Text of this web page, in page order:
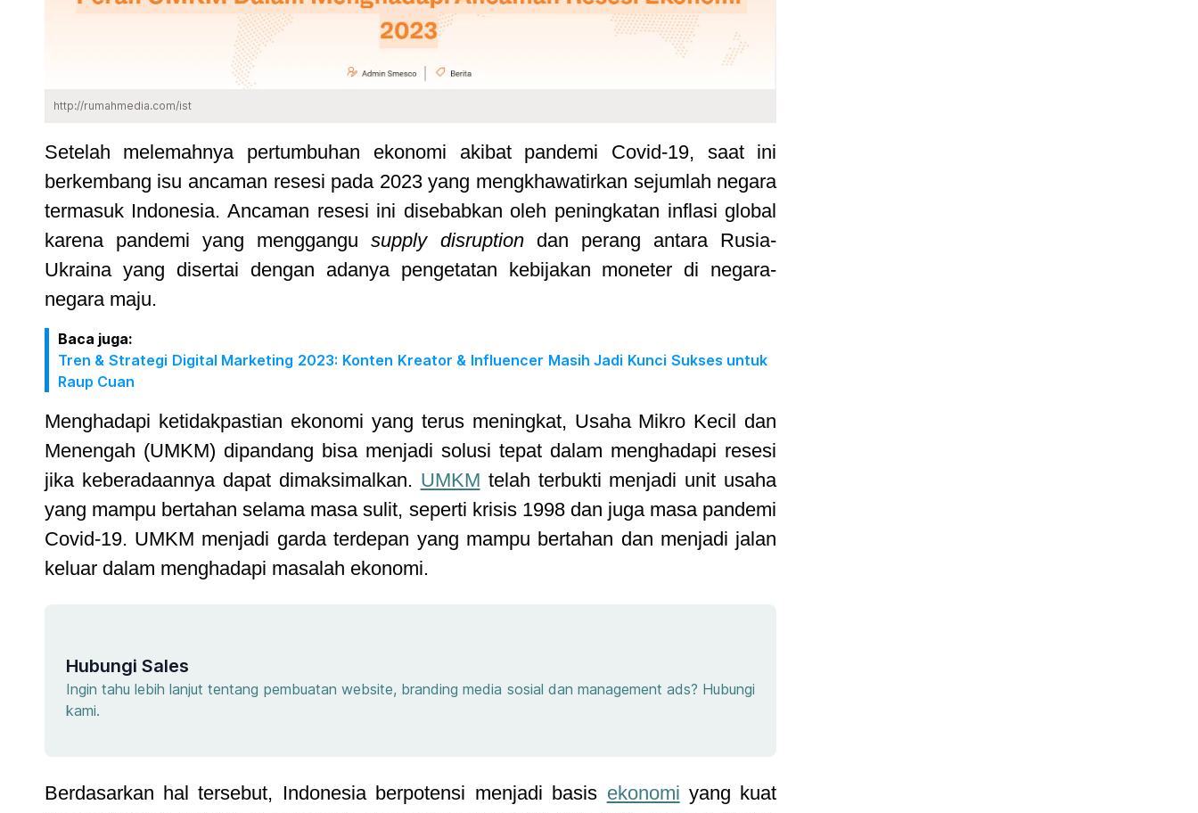
http://rumahmedia.com/ist
Setelah melemahnya pertumbuhan ekonomi akibat pandemi Covid-19,
saat ini
berkembang isu ancaman resesi pada 2023 yang mengkhawatirkan sejumlah negara
termasuk Indonesia. Ancaman resesi ini disebabkan oleh peningkatan inflasi global
karena pandemi yang menggangusupply disruption dan perang antara Rusia-
Ukraina yang disertai dengan adanya pengetatan kebijakan moneter di negara-
negara maju.
Baca juga:
Tren & Strategi Digital Marketing 2023: Konten Kreator & Influencer Masih Jadi Kunci Sukses untuk
Raup Cuan
Menghadapi ketidakpastian ekonomi yang terus meningkat, Usaha Mikro Kecil dan
Menengah (UMKM) dipandang bisa menjadi solusi tepat dalam menghadapi resesi
jika keberadaannya dapat dimaksimalkan. UMKM telah terbukti menjadi unit usaha
yang mampu bertahan selama masa sulit, seperti krisis 1998 dan juga masa pandemi
Covid-19. UMKM menjadi garda terdepan yang mampu bertahan dan menjadi jalan
keluar dalam menghadapi masalah ekonomi.
Hubungi Sales
Ingin tahu lebih lanjut tentang pembuatan website, branding media sosial dan management ads? Hubungi
kami.
Berdasarkan hal tersebut, Indonesia berpotensi menjadi basis ekonomi yang kuat